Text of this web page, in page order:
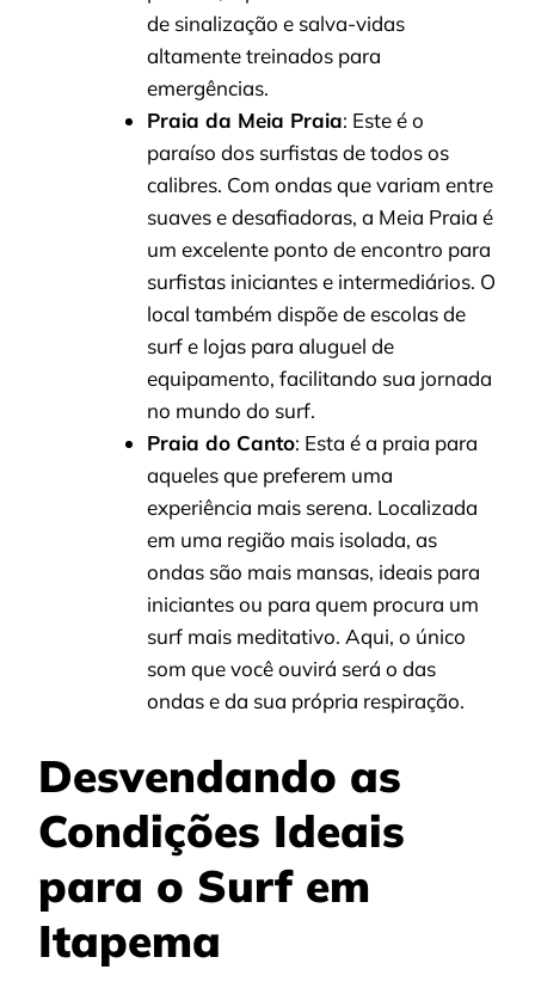
de sinalização e salva-vidas
altamente treinados para
emergências.
Praia da Meia Praia: Este é o
paraíso dos surfistas de todos os
calibres. Com ondas que variam entre
suaves e desafiadoras, a Meia Praia é
um excelente ponto de encontro para
surfistas iniciantes e intermediários. O
local também dispõe de escolas de
surf e lojas para aluguel de
equipamento, facilitando sua jornada
no mundo do surf.
Praia do Canto: Esta é a praia para
aqueles que preferem uma
experiência mais serena. Localizada
em uma região mais isolada, as
ondas são mais mansas, ideais para
iniciantes ou para quem procura um
surf mais meditativo. Aqui, o único
som que você ouvirá será o das
ondas e da sua própria respiração.
Desvendando as
Condições Ideais
para o Surf em
Itapema